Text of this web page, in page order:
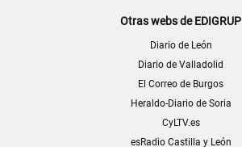
Otras webs de EDIGRUP
Diario de León
Diario de Valladolid
El Correo de Burgos
Heraldo-Diario de Soria
CyLTV.es
esRadio Castilla y León